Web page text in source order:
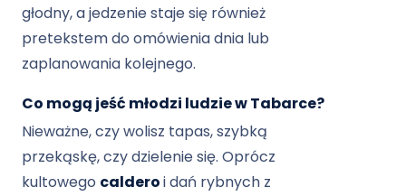
głodny, a jedzenie staje się również
pretekstem do omówienia dnia lub
zaplanowania kolejnego.
Co mogą jeść młodzi ludzie w Tabarce?
Nieważne, czy wolisz tapas, szybką
przekąskę, czy dzielenie się. Oprócz
kultowego calderoi dań rybnych z